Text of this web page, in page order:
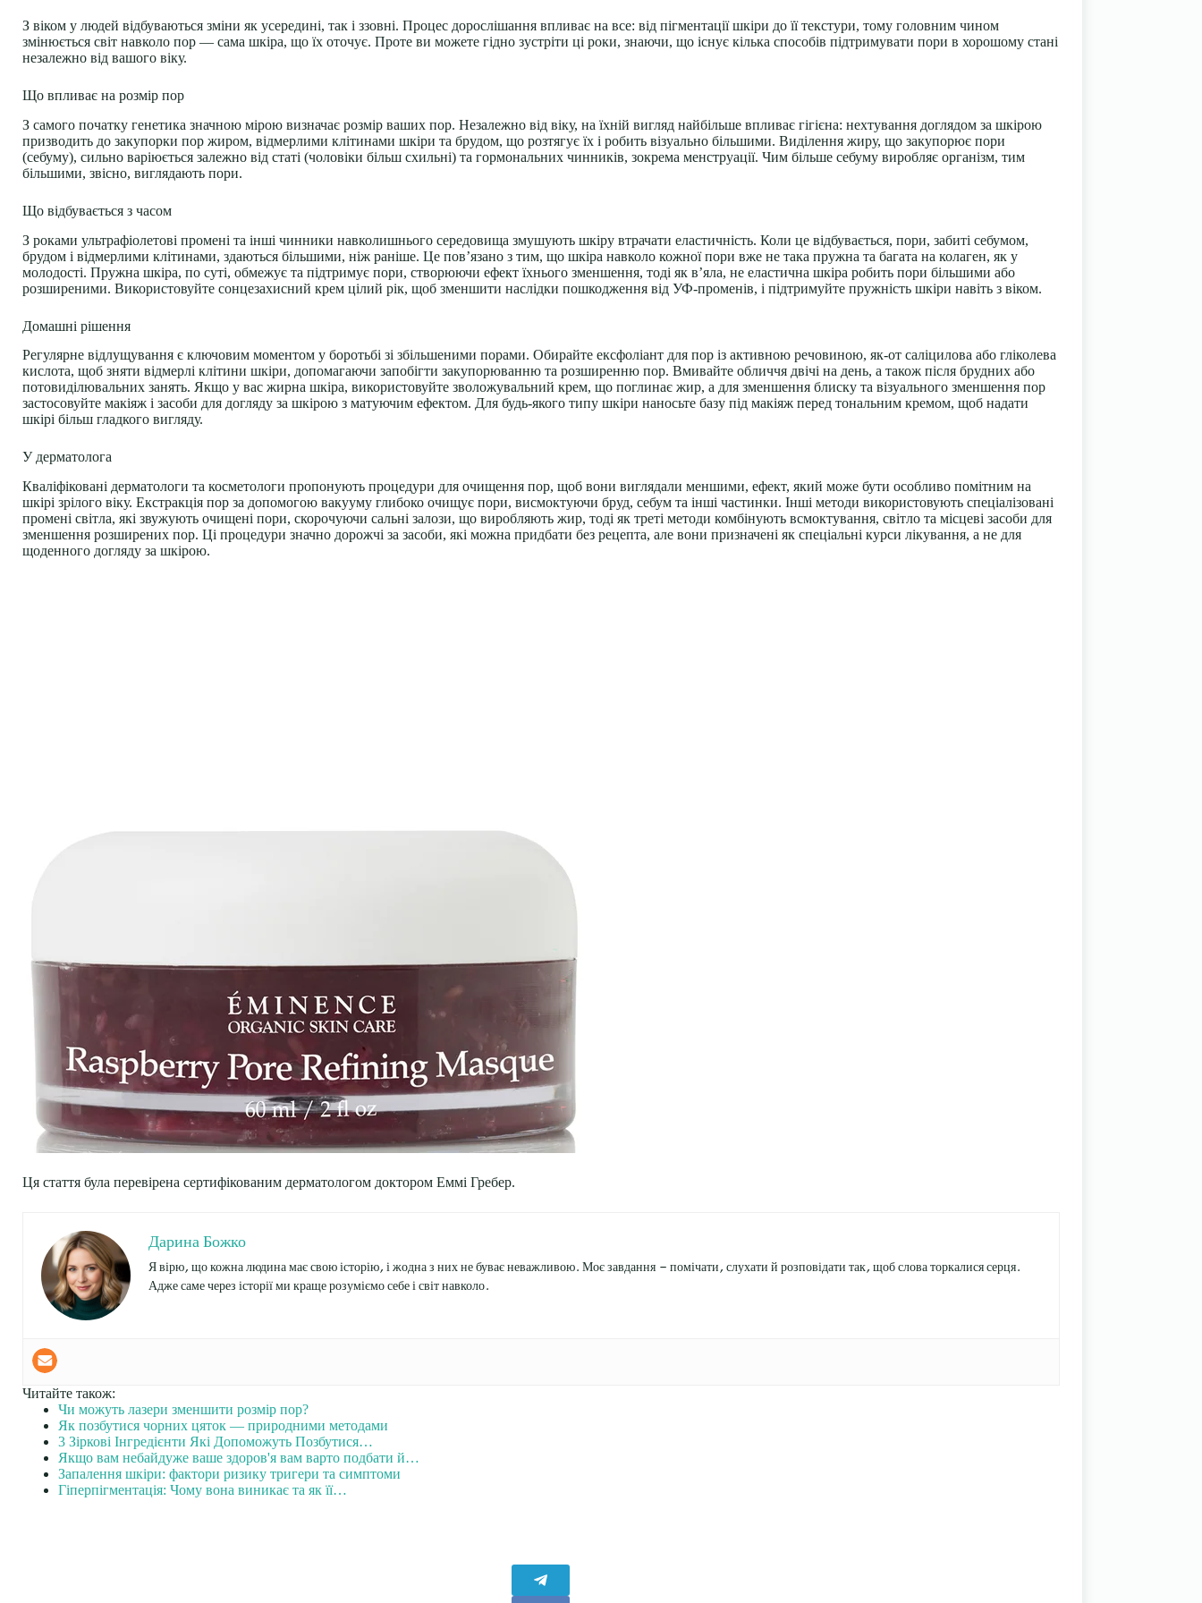
З віком у людей відбуваються зміни як усередині, так і ззовні. Процес дорослішання впливає на все: від пігментації шкіри до її текстури, тому головним чином
змінюється світ навколо пор — сама шкіра, що їх оточує. Проте ви можете гідно зустріти ці роки, знаючи, що існує кілька способів підтримувати пори в хорошому стані
незалежно від вашого віку.
Що впливає на розмір пор
З самого початку генетика значною мірою визначає розмір ваших пор. Незалежно від віку, на їхній вигляд найбільше впливає гігієна: нехтування доглядом за шкірою
призводить до закупорки пор жиром, відмерлими клітинами шкіри та брудом, що розтягує їх і робить візуально більшими. Виділення жиру, що закупорює пори
(себуму), сильно варіюється залежно від статі (чоловіки більш схильні) та гормональних чинників, зокрема менструації. Чим більше себуму виробляє організм, тим
більшими, звісно, виглядають пори.
Що відбувається з часом
З роками ультрафіолетові промені та інші чинники навколишнього середовища змушують шкіру втрачати еластичність. Коли це відбувається, пори, забиті себумом,
брудом і відмерлими клітинами, здаються більшими, ніж раніше. Це пов’язано з тим, що шкіра навколо кожної пори вже не така пружна та багата на колаген, як у
молодості. Пружна шкіра, по суті, обмежує та підтримує пори, створюючи ефект їхнього зменшення, тоді як в’яла, не еластична шкіра робить пори більшими або
розширеними. Використовуйте сонцезахисний крем цілий рік, щоб зменшити наслідки пошкодження від УФ-променів, і підтримуйте пружність шкіри навіть з віком.
Домашні рішення
Регулярне відлущування є ключовим моментом у боротьбі зі збільшеними порами. Обирайте ексфоліант для пор із активною речовиною, як-от саліцилова або гліколева
кислота, щоб зняти відмерлі клітини шкіри, допомагаючи запобігти закупорюванню та розширенню пор. Вмивайте обличчя двічі на день, а також після брудних або
потовиділювальних занять. Якщо у вас жирна шкіра, використовуйте зволожувальний крем, що поглинає жир, а для зменшення блиску та візуального зменшення пор
застосовуйте макіяж і засоби для догляду за шкірою з матуючим ефектом. Для будь-якого типу шкіри наносьте базу під макіяж перед тональним кремом, щоб надати
шкірі більш гладкого вигляду.
У дерматолога
Кваліфіковані дерматологи та косметологи пропонують процедури для очищення пор, щоб вони виглядали меншими, ефект, який може бути особливо помітним на
шкірі зрілого віку. Екстракція пор за допомогою вакууму глибоко очищує пори, висмоктуючи бруд, себум та інші частинки. Інші методи використовують спеціалізовані
промені світла, які звужують очищені пори, скорочуючи сальні залози, що виробляють жир, тоді як треті методи комбінують всмоктування, світло та місцеві засоби для
зменшення розширених пор. Ці процедури значно дорожчі за засоби, які можна придбати без рецепта, але вони призначені як спеціальні курси лікування, а не для
щоденного догляду за шкірою.
Ця стаття була перевірена сертифікованим дерматологом доктором Еммі Гребер.
Дарина Божко
Я вірю, що кожна людина має свою історію, і жодна з них не буває неважливою. Моє завдання — помічати, слухати й розповідати так, щоб слова торкалися серця.
Адже саме через історії ми краще розуміємо себе і світ навколо.
Читайте також:
Чи можуть лазери зменшити розмір пор?
Як позбутися чорних цяток — природними методами
3 Зіркові Інгредієнти Які Допоможуть Позбутися…
Якщо вам небайдуже ваше здоров'я вам варто подбати й…
Запалення шкіри: фактори ризику тригери та симптоми
Гіперпігментація: Чому вона виникає та як її…